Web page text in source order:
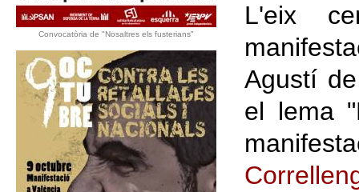
Convocatòria de "Nosaltres els fusterians"
L'eix
Agustí
el lema